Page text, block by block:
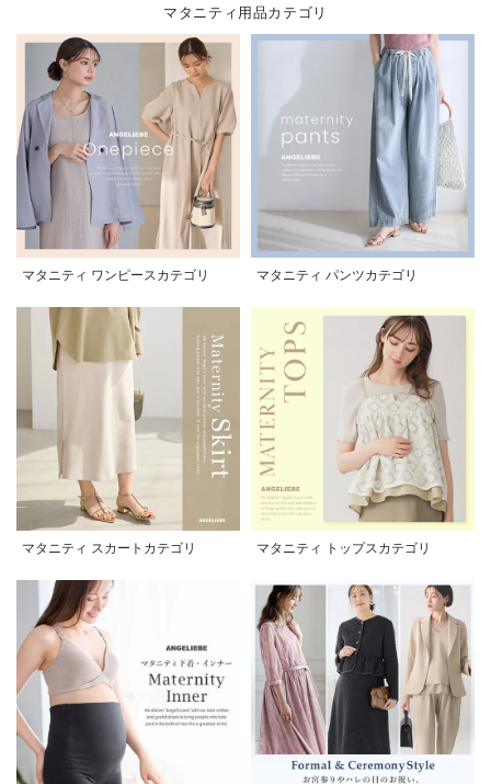
マタニティ用品カテゴリ
マタニティ ワンピースカテゴリ マタニティ パンツカテゴリ
マタニティ スカートカテゴリ マタニティ トップスカテゴリ